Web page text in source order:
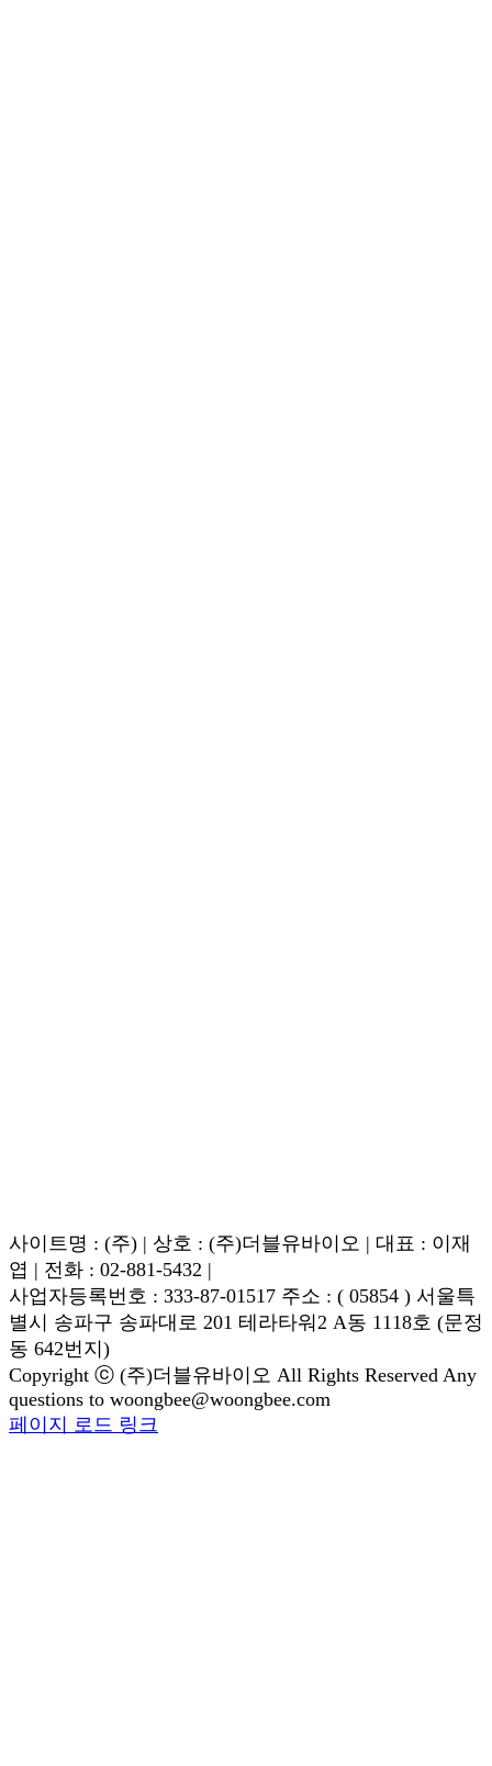
사이트명 : (주) | 상호 : (주)더블유바이오 | 대표 : 이재
엽 | 전화 : 02-881-5432 |
사업자등록번호 : 333-87-01517 주소 : ( 05854 ) 서울특
별시 송파구 송파대로 201 테라타워2 A동 1118호 (문정
동 642번지)
Copyright ⓒ (주)더블유바이오 All Rights Reserved Any
questions to woongbee@woongbee.com
Blogger
YouTube
Facebook
이
페이지 로드 링크